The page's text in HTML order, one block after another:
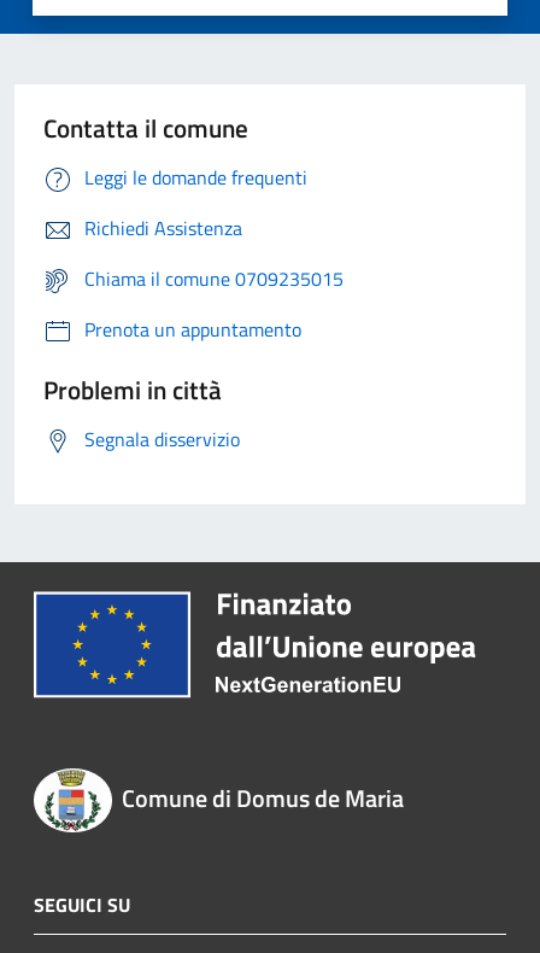
Contatta il comune
Leggi le domande frequenti
Richiedi Assistenza
Chiama il comune 0709235015
Prenota un appuntamento
Problemi in città
Segnala disservizio
Comune di Domus de Maria
SEGUICI SU